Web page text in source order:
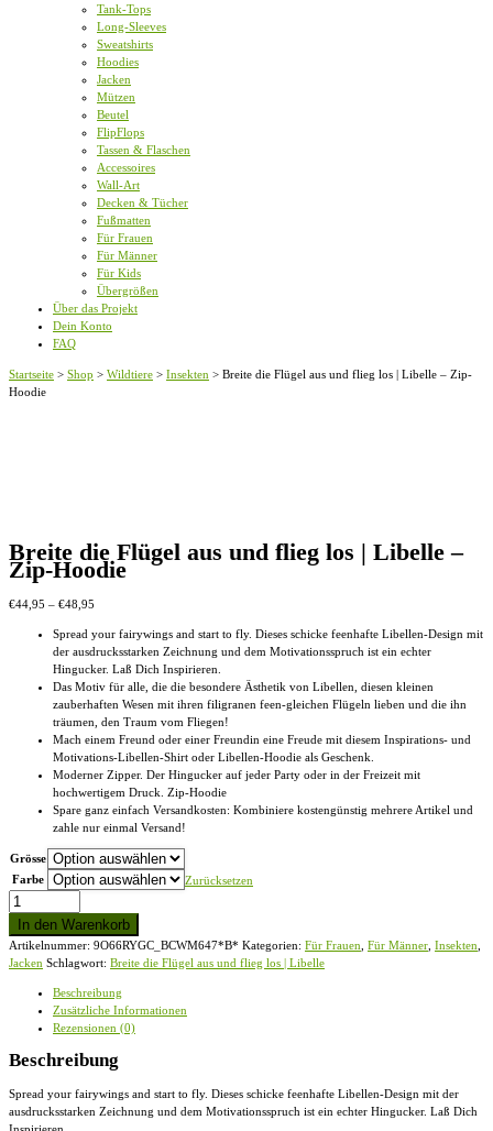
Tank-Tops
Long-Sleeves
Sweatshirts
Hoodies
Jacken
Mützen
Beutel
FlipFlops
Tassen & Flaschen
Accessoires
Wall-Art
Decken & Tücher
Fußmatten
Für Frauen
Für Männer
Für Kids
Übergrößen
Über das Projekt
Dein Konto
FAQ
Startseite > Shop > Wildtiere > Insekten > Breite die Flügel aus und flieg los | Libelle – Zip-
Hoodie
Breite die Flügel aus und flieg los | Libelle –
Zip-Hoodie
€44,95 – €48,95
bis
€48,95
Spread your fairywings and start to fly. Dieses schicke feenhafte Libellen-Design mit
der ausdrucksstarken Zeichnung und dem Motivationsspruch ist ein echter
Hingucker. Laß Dich Inspirieren.
Das Motiv für alle, die die besondere Ästhetik von Libellen, diesen kleinen
zauberhaften Wesen mit ihren filigranen feen-gleichen Flügeln lieben und die ihn
träumen, den Traum vom Fliegen!
Mach einem Freund oder einer Freundin eine Freude mit diesem Inspirations- und
Motivations-Libellen-Shirt oder Libellen-Hoodie als Geschenk.
Moderner Zipper. Der Hingucker auf jeder Party oder in der Freizeit mit
hochwertigem Druck. Zip-Hoodie
Spare ganz einfach Versandkosten: Kombiniere kostengünstig mehrere Artikel und
zahle nur einmal Versand!
Grösse
Farbe
Zurücksetzen
Breite
die
Flügel
aus
und
-
Hoodie
Menge
In den Warenkorb
Artikelnummer: 9O66RYGC_BCWM647*B* Kategorien: Für Frauen Für Männer Insekten
Jacken Schlagwort: Breite die Flügel aus und flieg los | Libelle
Beschreibung
Zusätzliche Informationen
Rezensionen (0)
Beschreibung
Spread your fairywings and start to fly. Dieses schicke feenhafte Libellen-Design mit der
ausdrucksstarken Zeichnung und dem Motivationsspruch ist ein echter Hingucker. Laß Dich